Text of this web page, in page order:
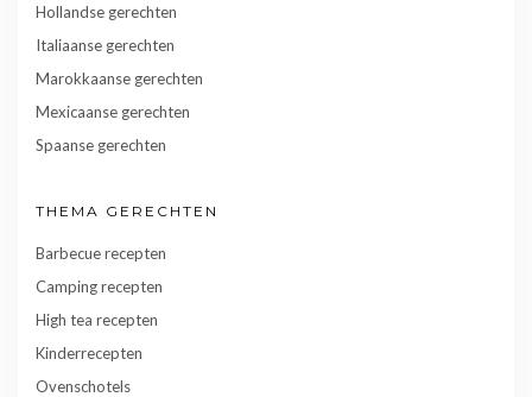
Hollandse gerechten
Italiaanse gerechten
Marokkaanse gerechten
Mexicaanse gerechten
Spaanse gerechten
THEMA GERECHTEN
Barbecue recepten
Camping recepten
High tea recepten
Kinderrecepten
Ovenschotels